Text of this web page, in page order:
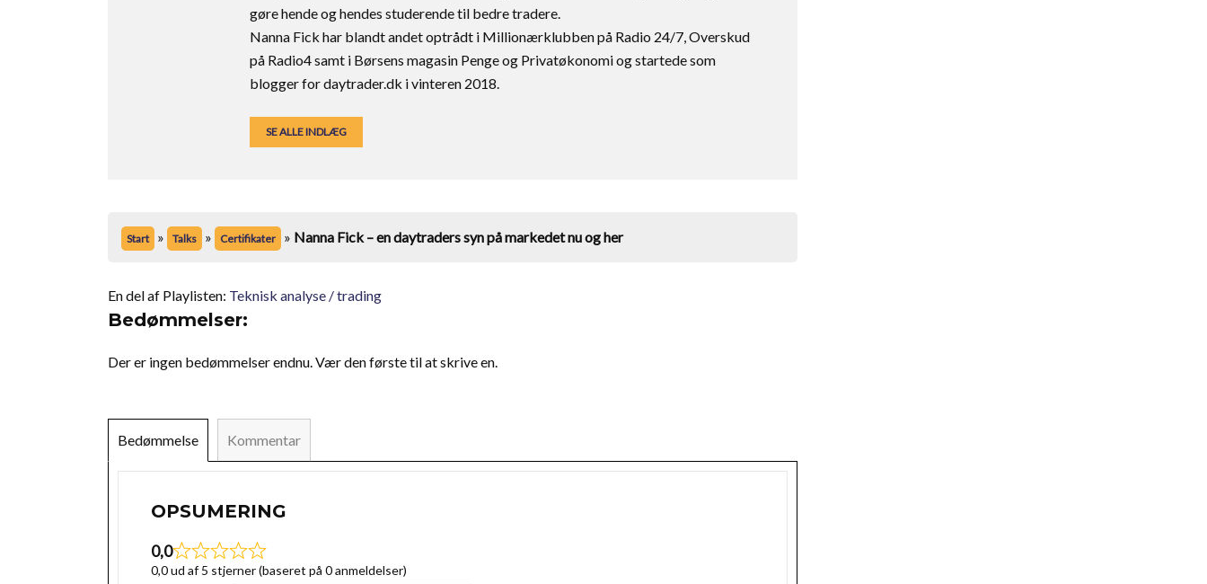
gøre hende og hendes studerende til bedre tradere.
Nanna Fick har blandt andet optrådt i Millionærklubben på Radio 24/7, Overskud
på Radio4 samt i Børsens magasin Penge og Privatøkonomi og startede som
blogger for daytrader.dk i vinteren 2018.
SE ALLE INDLÆG
Start » Talks » Certifikater » Nanna Fick – en daytraders syn på markedet nu og her
En del af Playlisten: Teknisk analyse / trading
Bedømmelser:
Der er ingen bedømmelser endnu. Vær den første til at skrive en.
Bedømmelse Kommentar
OPSUMERING
0,0
0,0 ud af 5 stjerner (baseret på 0 anmeldelser)